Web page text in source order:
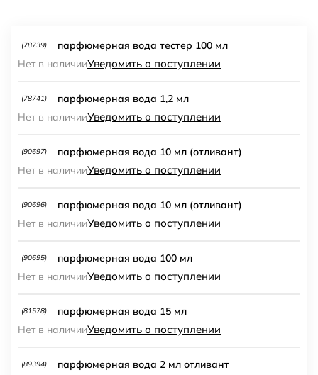
(78739)
парфюмерная вода тестер 100 мл
Нет в наличииУведомить о поступлении
(78741)
парфюмерная вода 1,2 мл
Нет в наличииУведомить о поступлении
(90697)
парфюмерная вода 10 мл (отливант)
Нет в наличииУведомить о поступлении
(90696)
парфюмерная вода 10 мл (отливант)
Нет в наличииУведомить о поступлении
(90695)
парфюмерная вода 100 мл
Нет в наличииУведомить о поступлении
(81578)
парфюмерная вода 15 мл
Нет в наличииУведомить о поступлении
(89394)
парфюмерная вода 2 мл отливант